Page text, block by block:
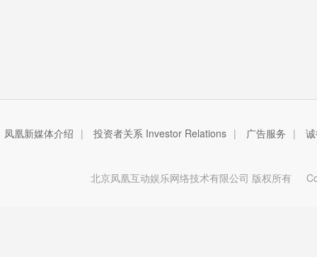
凤凰新媒体介绍 | 投资者关系 Investor Relations | 广告服务 |
北京凤凰互动娱乐网络技术有限公司 版权所有